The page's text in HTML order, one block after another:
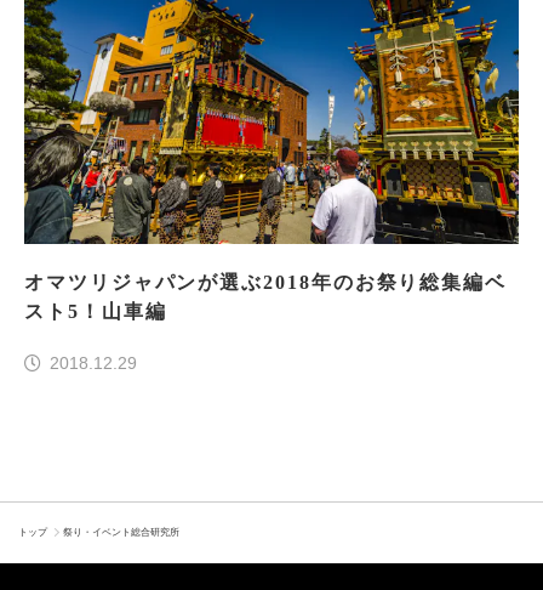
オマツリジャパンが選ぶ2018年のお祭り総集編ベ
スト5！山車編
2018.12.29
トップ 祭り・イベント総合研究所